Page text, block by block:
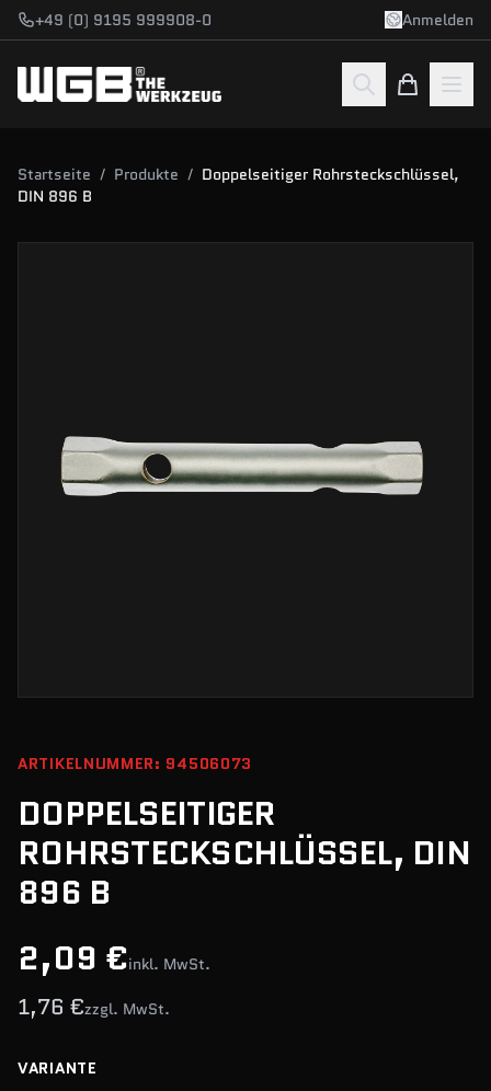
Zum Hauptinhalt springen
+49 (0) 9195 999908-0 Anmelden
Startseite / Produkte / Doppelseitiger Rohrsteckschlüssel,
DIN 896 B
ARTIKELNUMMER: 94506073
DOPPELSEITIGER
ROHRSTECKSCHLÜSSEL, DIN
896 B
2,09 €inkl. MwSt.
1,76 €zzgl. MwSt.
VARIANTE